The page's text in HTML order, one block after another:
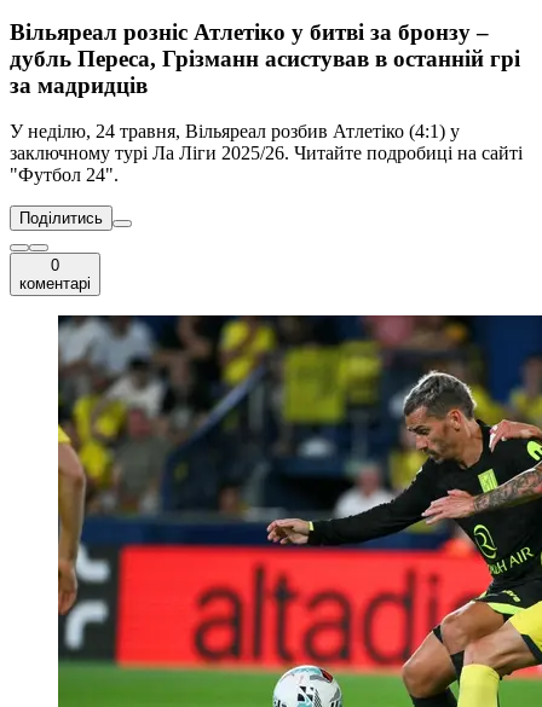
Вільяреал розніс Атлетіко у битві за бронзу –
дубль Переса, Грізманн асистував в останній грі
за мадридців
У неділю, 24 травня, Вільяреал розбив Атлетіко (4:1) у
заключному турі Ла Ліги 2025/26. Читайте подробиці на сайті
"Футбол 24".
Поділитись
0
коментарі